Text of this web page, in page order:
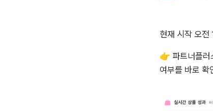
현재 시작 오전
👉 파트너플러
여부를 바로 확